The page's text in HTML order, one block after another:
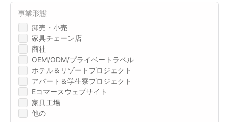
卸売・小売
家具チェーン店
商社
OEM/ODM/プライベートラベル
ホテル＆リゾートプロジェクト
アパート＆学生寮プロジェクト
Eコマースウェブサイト
家具工場
他の
事業形態